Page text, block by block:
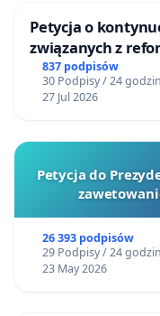
Petycja o
związanych z
837 podpisów
30 Podpisy / 24 godzin
27 Jul 2026
Petycja do
26 393 podpisów
29 Podpisy / 24 godzin
23 May 2026